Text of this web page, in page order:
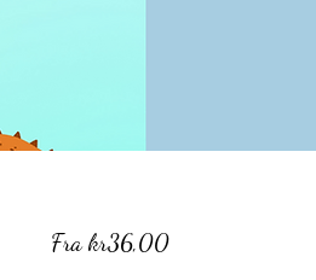
Frakr36,00Salgspris